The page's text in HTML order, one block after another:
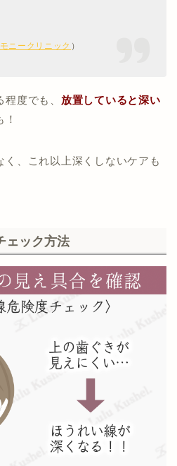
ニークリニック ）
度でも、 放置していると深い
く、これ以上深くしないケアも
ェック方法